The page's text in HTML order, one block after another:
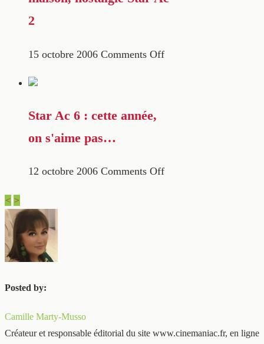
2
15 octobre 2006 Comments Off
Star Ac 6 : cette année,
on s'aime pas…
12 octobre 2006 Comments Off
< >
Posted by:
Camille Marty-Musso
Créateur et responsable éditorial du site www.cinemaniac.fr, en ligne